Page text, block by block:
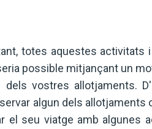
totes aquestes activitats
possible mitjançant un
vostres allotjaments.
algun dels allotjaments
el seu viatge amb algunes